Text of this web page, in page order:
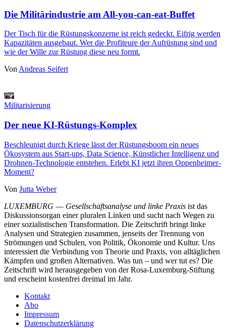
Die Militärindustrie am All-you-can-eat-Buffet
Der Tisch für die Rüstungskonzerne ist reich gedeckt. Eifrig werden
Kapazitäten ausgebaut. Wer die Profiteure der Aufrüstung sind und
wie der Wille zur Rüstung diese neu formt.
Von Andreas Seifert
Militarisierung
Der neue KI-Rüstungs-Komplex
Beschleunigt durch Kriege lässt der Rüstungsboom ein neues
Ökosystem aus Start-ups, Data Science, Künstlicher Intelligenz und
Drohnen-Technologie entstehen. Erlebt KI jetzt ihren Oppenheimer-
Moment?
Von Jutta Weber
LUXEMBURG — Gesellschaftsanalyse und linke Praxis ist das
Diskussionsorgan einer pluralen Linken und sucht nach Wegen zu
einer sozialistischen Transformation. Die Zeitschrift bringt linke
Analysen und Strategien zusammen, jenseits der Trennung von
Strömungen und Schulen, von Politik, Ökonomie und Kultur. Uns
interessiert die Verbindung von Theorie und Praxis, von alltäglichen
Kämpfen und großen Alternativen. Was tun – und wer tut es? Die
Zeitschrift wird herausgegeben von der Rosa-Luxemburg-Stiftung
und erscheint kostenfrei dreimal im Jahr.
Kontakt
Abo
Impressum
Datenschutzerklärung